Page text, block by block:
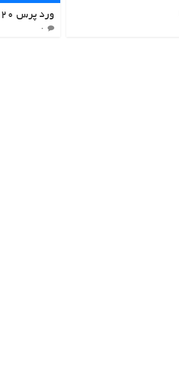
ورد پرس ۲۰ ساله شد!
۰